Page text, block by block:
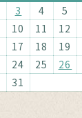
3 4 5
10 11 12
17 18 19
24 25 26
31